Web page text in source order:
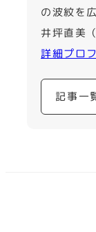
の波紋を
井坪直美
詳細プロ
記事一